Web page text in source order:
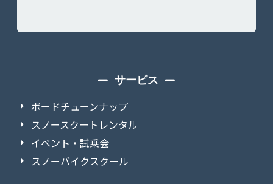
サービス
ボードチューンナップ
スノースクートレンタル
イベント・試乗会
スノーバイクスクール